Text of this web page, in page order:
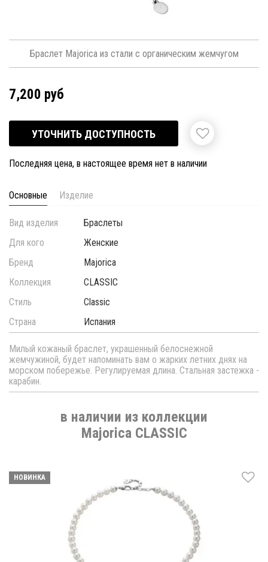
Браслет Majorica из стали с органическим жемчугом
7,200 руб
УТОЧНИТЬ ДОСТУПНОСТЬ
Последняя цена, в настоящее время нет в наличии
Основные Изделие
Вид изделия
Браслеты
Для кого
Женские
Бренд
Majorica
Коллекция
CLASSIC
Стиль
Classic
Страна
Испания
Милый кожаный браслет, украшенный белоснежной
жемчужиной, будет напоминать вам о жарких летних днях на
морском побережье. Регулируемая длина. Стальная застежка -
карабин.
в наличии из коллекции
Majorica CLASSIC
НОВИНКА